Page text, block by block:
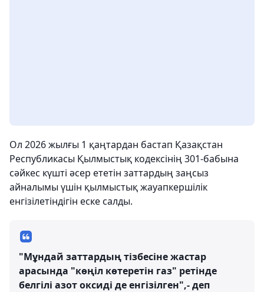
Ол 2026 жылғы 1 қаңтардан бастап Қазақстан
Республикасы Қылмыстық кодексінің 301-бабына
сәйкес күшті әсер ететін заттардың заңсыз
айналымы үшін қылмыстық жауапкершілік
енгізілетіндігін еске салды.
"Мұндай заттардың тізбесіне жастар
арасында "көңіл көтеретін газ" ретінде
белгілі азот оксиді де енгізілген",- деп